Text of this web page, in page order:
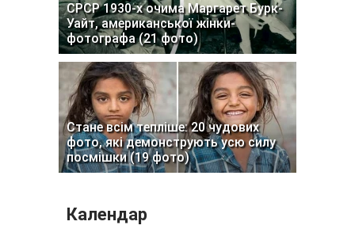
СРСР 1930-х очима Маргарет Бурк-
Уайт, американської жінки-
фотографа (21 фото)
Стане всім тепліше: 20 чудових
фото, які демонструють усю силу
посмішки (19 фото)
Календар